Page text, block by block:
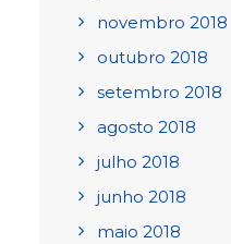
novembro 2018
outubro 2018
setembro 2018
agosto 2018
julho 2018
junho 2018
maio 2018